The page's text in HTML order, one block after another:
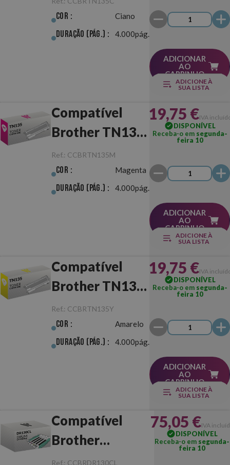
Cor : Ciano
Duração (pág.) : 4.000pág.
ADICIONAR
AO
CARRINHO
ADICIONE À
SUA LISTA
Compatível
Brother TN135
Magenta
Ref.: CCBRTN135M
Cor : Magenta
Duração (pág.) : 4.000pág.
19,75 €IVA
DISPONÍVEL
Receba-o em segunda-
feira 10
ADICIONAR
AO
CARRINHO
ADICIONE À
SUA LISTA
Compatível
Brother TN135
Amarelo
Ref.: CCBRTN135Y
Cor : Amarelo
Duração (pág.) : 4.000pág.
19,75 €IVA
DISPONÍVEL
Receba-o em segunda-
feira 10
ADICIONAR
AO
CARRINHO
ADICIONE À
SUA LISTA
Compatível
Brother
DR130CL
Ref.: CCBRDR130CL
75,05 €IVA
DISPONÍVEL
Receba-o em segunda-
feira 10